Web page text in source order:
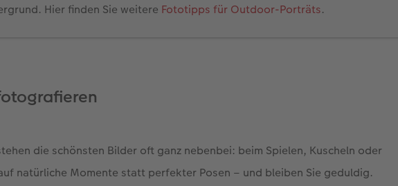
Hier finden Sie weitere Fototipps für Outdoor-Porträts.
die schönsten Bilder oft ganz nebenbei: beim Spielen, Kuscheln oder
natürliche Momente statt perfekter Posen – und bleiben Sie geduldig.